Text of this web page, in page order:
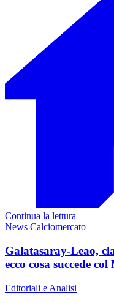
Continua la lettura
News Calciomercato
Galatasaray-Leao,
ecco cosa succede
Editoriali e Analisi